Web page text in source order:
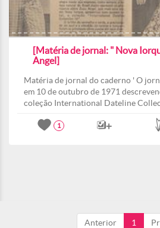
[Matéria de jornal: " Nova
Angel]
Matéria de jornal do caderno ' O
em 10 de outubro de 1971
coleção International Dateline
1
Anterior 1